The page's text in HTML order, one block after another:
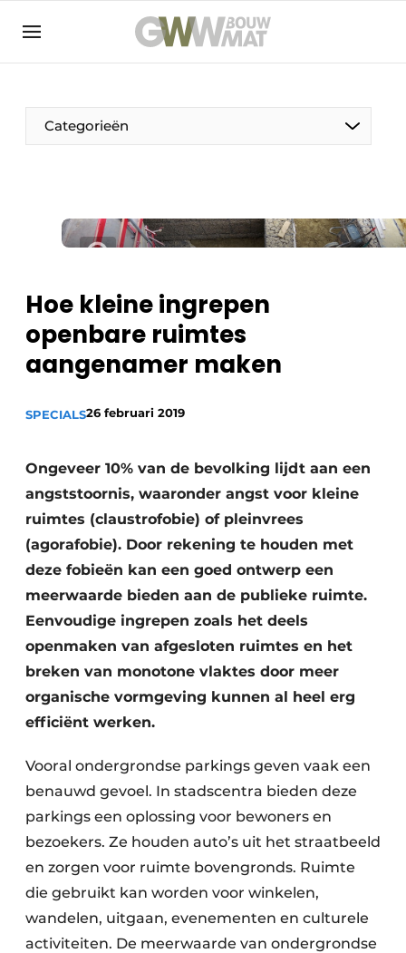
NL EN
Categorieën
De Pen
Duurzaamheid & Innovatie
Fundering
Kopen/Huren/Leasen
Sloop & Recycling
Machines & Materieel
Hoe kleine ingrepen
openbare ruimtes
aangenamer maken
SPECIALS26 februari 2019
Ongeveer 10% van de bevolking lijdt aan een
angststoornis, waaronder angst voor kleine
ruimtes (claustrofobie) of pleinvrees
(agorafobie). Door rekening te houden met
deze fobieën kan een goed ontwerp een
meerwaarde bieden aan de publieke ruimte.
Eenvoudige ingrepen zoals het deels
openmaken van afgesloten ruimtes en het
breken van monotone vlaktes door meer
organische vormgeving kunnen al heel erg
efficiënt werken.
Vooral ondergrondse parkings geven vaak een
benauwd gevoel. In stadscentra bieden deze
parkings een oplossing voor bewoners en
bezoekers. Ze houden auto’s uit het straatbeeld
en zorgen voor ruimte bovengronds. Ruimte
die gebruikt kan worden voor winkelen,
wandelen, uitgaan, evenementen en culturele
activiteiten. De meerwaarde van ondergrondse